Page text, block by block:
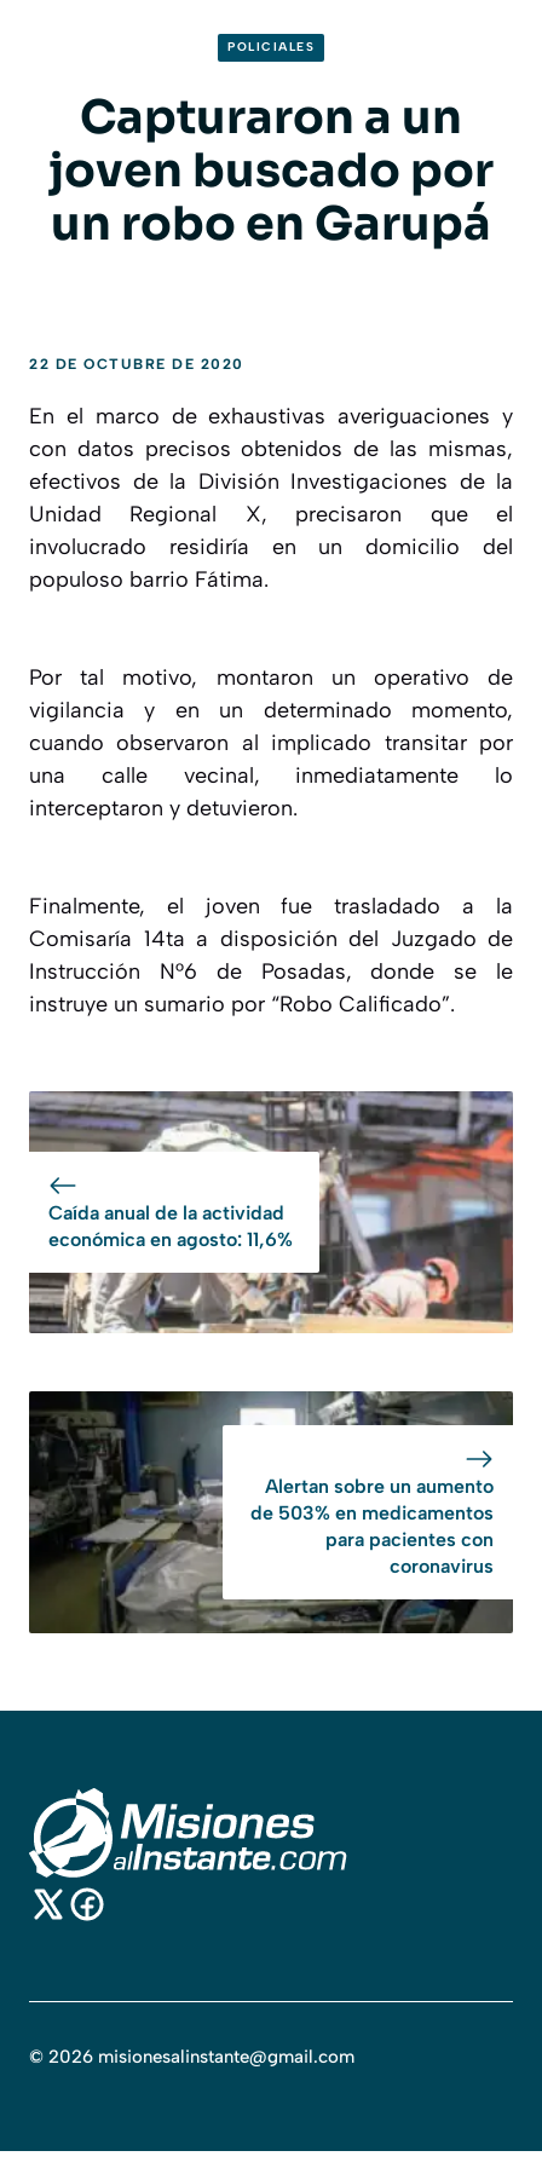
POLICIALES
Capturaron a un
joven buscado por
un robo en Garupá
22 DE OCTUBRE DE 2020
En el marco de exhaustivas averiguaciones y
con datos precisos obtenidos de las mismas,
efectivos de la División Investigaciones de la
Unidad Regional X, precisaron que el
involucrado residiría en un domicilio del
populoso barrio Fátima.
Por tal motivo, montaron un operativo de
vigilancia y en un determinado momento,
cuando observaron al implicado transitar por
una calle vecinal, inmediatamente lo
interceptaron y detuvieron.
Finalmente, el joven fue trasladado a la
Comisaría 14ta a disposición del Juzgado de
Instrucción N°6 de Posadas, donde se le
instruye un sumario por “Robo Calificado”.
Caída anual de la actividad
económica en agosto: 11,6%
Alertan sobre un aumento
de 503% en medicamentos
para pacientes con
coronavirus
© 2026 misionesalinstante@gmail.com